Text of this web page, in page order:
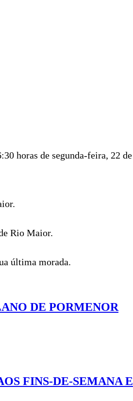
horas de segunda-feira, 22 de
Rio Maior.
última morada.
DE PORMENOR
FINS-DE-SEMANA E